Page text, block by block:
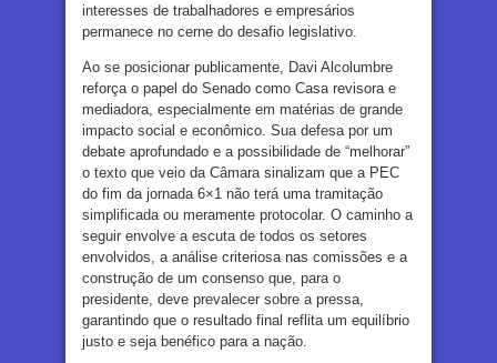
interesses de trabalhadores e empresários
permanece no cerne do desafio legislativo.
Ao se posicionar publicamente, Davi Alcolumbre
reforça o papel do Senado como Casa revisora e
mediadora, especialmente em matérias de grande
impacto social e econômico. Sua defesa por um
debate aprofundado e a possibilidade de “melhorar”
o texto que veio da Câmara sinalizam que a PEC
do fim da jornada 6×1 não terá uma tramitação
simplificada ou meramente protocolar. O caminho a
seguir envolve a escuta de todos os setores
envolvidos, a análise criteriosa nas comissões e a
construção de um consenso que, para o
presidente, deve prevalecer sobre a pressa,
garantindo que o resultado final reflita um equilíbrio
justo e seja benéfico para a nação.